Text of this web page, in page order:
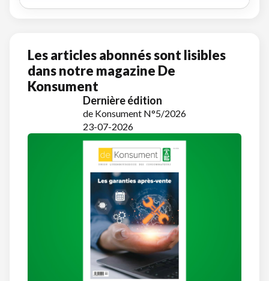
Les articles abonnés sont lisibles
dans notre magazine De
Konsument
Dernière édition
de Konsument N°5/2026
23-07-2026